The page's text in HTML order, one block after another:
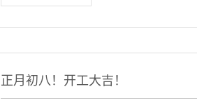
正月初八！开工大吉！